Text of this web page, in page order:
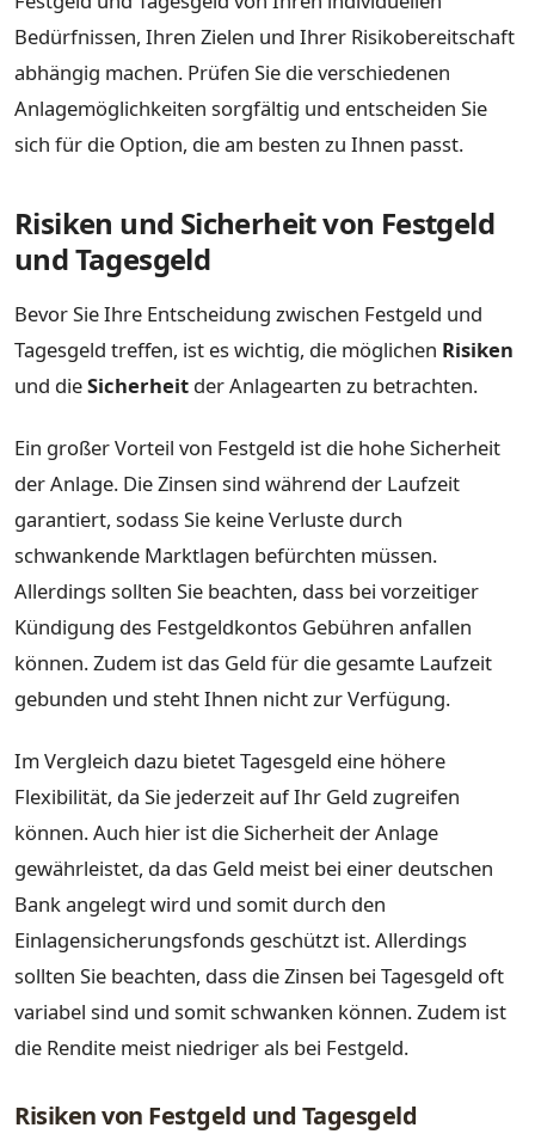
Bedürfnissen, Ihren Zielen und Ihrer Risikobereitschaft
abhängig machen. Prüfen Sie die verschiedenen
Anlagemöglichkeiten sorgfältig und entscheiden Sie
sich für die Option, die am besten zu Ihnen passt.
Risiken und Sicherheit von Festgeld
und Tagesgeld
Bevor Sie Ihre Entscheidung zwischen Festgeld und
Tagesgeld treffen, ist es wichtig, die möglichen Risiken
und dieSicherheit der Anlagearten zu betrachten.
Ein großer Vorteil von Festgeld ist die hohe Sicherheit
der Anlage. Die Zinsen sind während der Laufzeit
garantiert, sodass Sie keine Verluste durch
schwankende Marktlagen befürchten müssen.
Allerdings sollten Sie beachten, dass bei vorzeitiger
Kündigung des Festgeldkontos Gebühren anfallen
können. Zudem ist das Geld für die gesamte Laufzeit
gebunden und steht Ihnen nicht zur Verfügung.
Im Vergleich dazu bietet Tagesgeld eine höhere
Flexibilität, da Sie jederzeit auf Ihr Geld zugreifen
können. Auch hier ist die Sicherheit der Anlage
gewährleistet, da das Geld meist bei einer deutschen
Bank angelegt wird und somit durch den
Einlagensicherungsfonds geschützt ist. Allerdings
sollten Sie beachten, dass die Zinsen bei Tagesgeld oft
variabel sind und somit schwanken können. Zudem ist
die Rendite meist niedriger als bei Festgeld.
Risiken von Festgeld und Tagesgeld